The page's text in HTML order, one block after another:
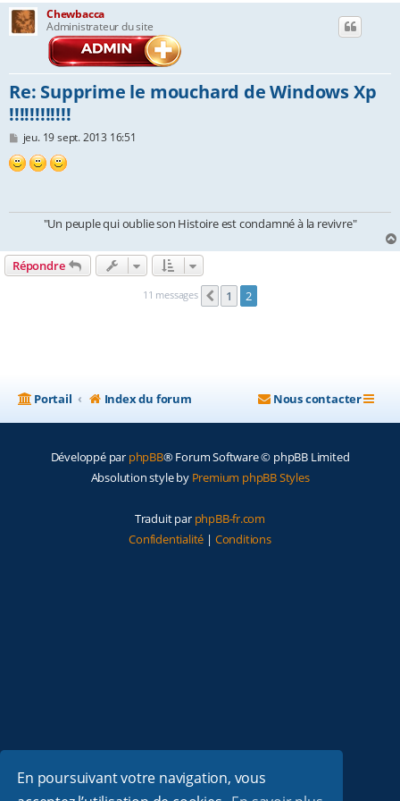
En poursuivant votre navigation, vous
Chewbacca
Administrateur du site
Re: Supprime le mouchard de Windows Xp
!!!!!!!!!!!!
M
e
s
s
e
jeu. 19 sept. 2013 16:51
"Un peuple qui oublie son Histoire est condamné à la revivre"
Répondre
11 messages Précédente
1 2
Portail Index du forum Nous contacter
Développé par phpBB® Forum Software © phpBB Limited
Absolution style by Premium phpBB Styles
Traduit par phpBB-fr.com
Confidentialité | Conditions